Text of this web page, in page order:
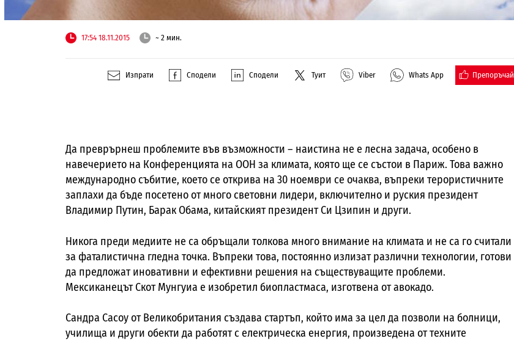
17:54 18.11.2015 ~ 2 мин.
Изпрати Сподели Сподели Туит Viber Whats App Препоръчай
Да преврърнеш проблемите във възможности – наистина не е лесна задача, особено в
навечерието на Конференцията на ООН за климата, която ще се състои в Париж. Това важно
международно събитие, което се открива на 30 ноември се очаква, въпреки терористичните
заплахи да бъде посетено от много световни лидери, включително и руския президент
Владимир Путин, Барак Обама, китайският президент Си Цзипин и други.
Никога преди медиите не са обръщали толкова много внимание на климата и не са го считали
за фаталистична гледна точка. Въпреки това, постоянно излизат различни технологии, готови
да предложат иновативни и ефективни решения на съществуващите проблеми.
Мексиканецът Скот Мунгуиа е изобретил биопластмаса, изготвена от авокадо.
Сандра Сасоу от Великобритания създава стартъп, който има за цел да позволи на болници,
училища и други обекти да работят с електрическа енергия, произведена от техните